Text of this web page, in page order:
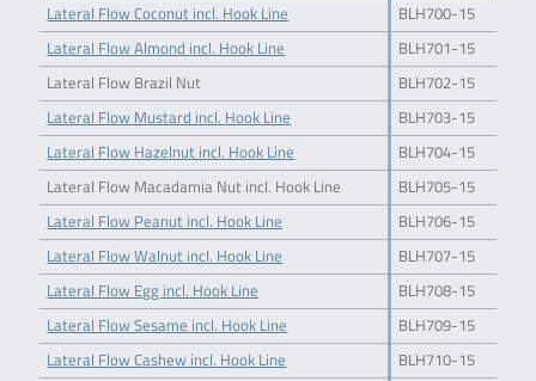
Lateral Flow Coconut incl. Hook Line
BLH700-15
Lateral Flow Almond incl. Hook Line
BLH701-15
Lateral Flow Brazil Nut
BLH702-15
Lateral Flow Mustard incl. Hook Line
BLH703-15
Lateral Flow Hazelnut incl. Hook Line
BLH704-15
Lateral Flow Macadamia Nut incl. Hook Line
BLH705-15
Lateral Flow Peanut incl. Hook Line
BLH706-15
Lateral Flow Walnut incl. Hook Line
BLH707-15
Lateral Flow Egg incl. Hook Line
BLH708-15
Lateral Flow Sesame incl. Hook Line
BLH709-15
Lateral Flow Cashew incl. Hook Line
BLH710-15